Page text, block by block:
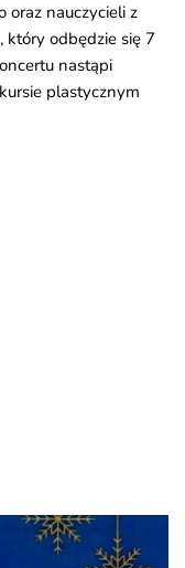
oraz nauczycieli z
który odbędzie się 7
nastąpi
plastycznym